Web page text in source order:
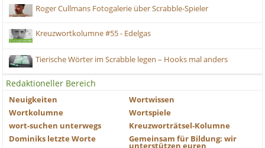
Roger Cullmans Fotogalerie über Scrabble-Spieler
Kreuzwortkolumne #55 - Edelgas
Tierische Wörter im Scrabble legen – Hooks mal anders
Redaktioneller Bereich
Neuigkeiten
Wortwissen
Wortkolumne
Wortspiele
wort-suchen unterwegs
Kreuzworträtsel-Kolumne
Dominiks letzte Worte
Gemeinsam für Bildung: wir
unterstützen euren